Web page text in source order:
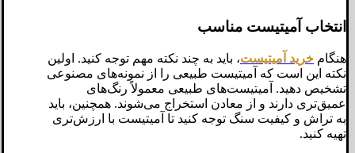
انتخاب آمیتیست مناسب
هنگام خرید آمیتیست، باید به چند نکته مهم توجه کنید. اولین
نکته این است که آمیتیست طبیعی را از نمونه‌های مصنوعی
تشخیص دهید. آمیتیست‌های طبیعی معمولاً رنگ‌های
عمیق‌تری دارند و از معادن استخراج می‌شوند. همچنین، باید
به تراش و کیفیت سنگ توجه کنید تا آمیتیست با ارزش‌تری
تهیه کنید.